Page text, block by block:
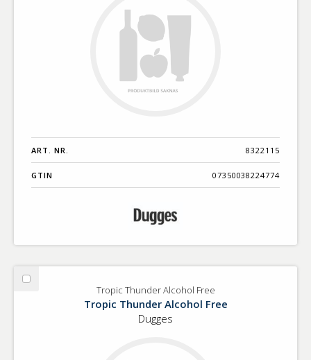
ART. NR. 8322115
GTIN 07350038224774
Välj
Tropic Thunder Alcohol Free
Tropic Thunder Alcohol Free
Dugges